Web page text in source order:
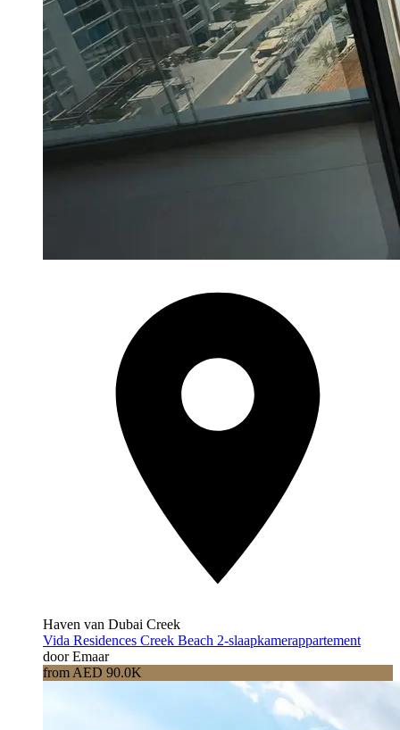
Haven van Dubai Creek
Vida Residences Creek Beach 2-slaapkamerappartement
door Emaar
from AED 90.0K